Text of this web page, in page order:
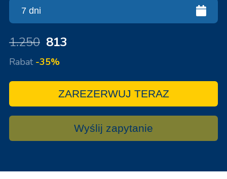
1.250 813
Rabat -35%
ZAREZERWUJ TERAZ
Wyślij zapytanie